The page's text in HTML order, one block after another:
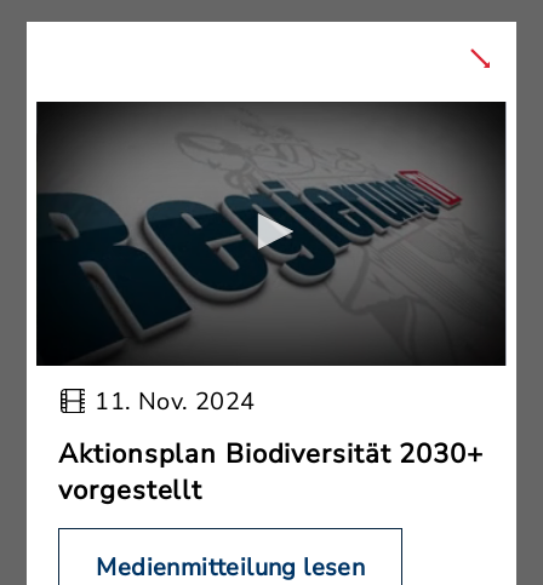
11. Nov. 2024
Aktionsplan Biodiversität 2030+
vorgestellt
Medienmitteilung lesen